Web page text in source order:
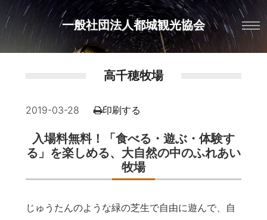
一般社団法人都城観光協会
高千穂牧場
2019-03-28 印刷する
入場料無料！「食べる・遊ぶ・体験す
る」を楽しめる、大自然の中のふれあい
牧場
じゅうたんのような緑の芝生で自由に遊んで、自